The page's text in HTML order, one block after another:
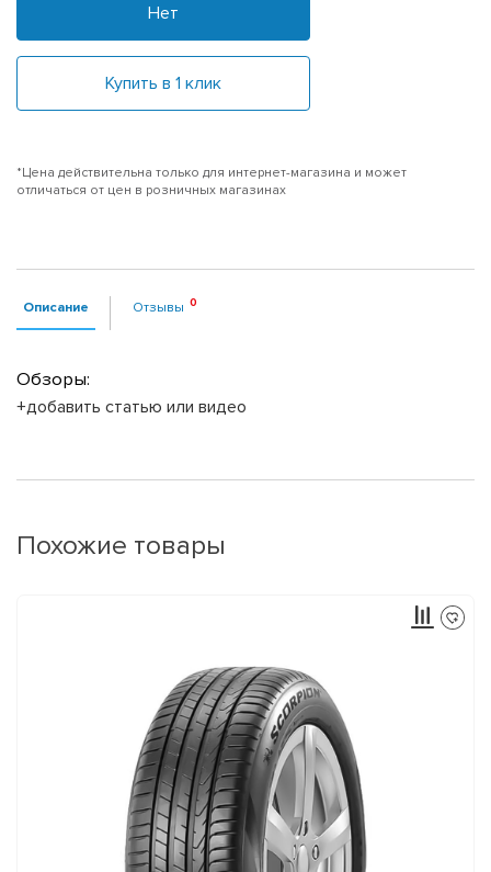
Нет
Купить в 1 клик
*Цена действительна только для интернет-магазина и может
отличаться от цен в розничных магазинах
Описание Отзывы
Обзоры:
+добавить статью или видео
Похожие товары